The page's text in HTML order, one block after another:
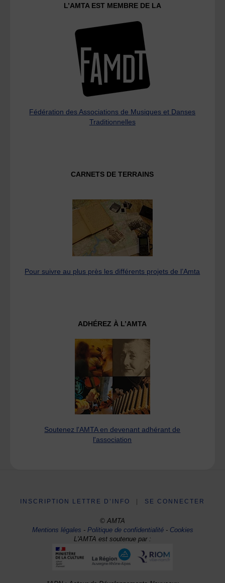
L’AMTA EST MEMBRE DE LA
Fédération des Associations de Musiques et Danses
Traditionnelles
CARNETS DE TERRAINS
Pour suivre au plus près les différents projets de l’Amta
ADHÉREZ À L’AMTA
Soutenez l'AMTA en devenant adhérant de
l'association
INSCRIPTION LETTRE D’INFO SE CONNECTER
© AMTA
Mentions légales -Politique de confidentialité- Cookies
L'AMTA est soutenue par :